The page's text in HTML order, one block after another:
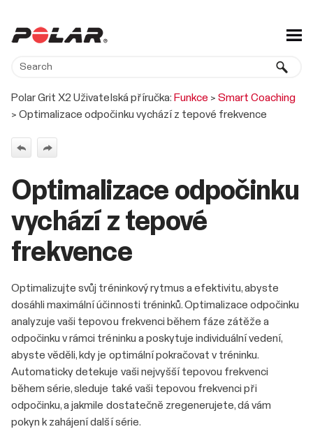
Skip To Main Content
Polar Grit X2 Uživatelská příručka: Funkce >Smart Coaching
>Optimalizace odpočinku vychází z tepové frekvence
Optimalizace odpočinku
vychází z tepové
frekvence
Optimalizujte svůj tréninkový rytmus a efektivitu, abyste
dosáhli maximální účinnosti tréninků. Optimalizace odpočinku
analyzuje vaši tepovou frekvenci během fáze zátěže a
odpočinku v rámci tréninku a poskytuje individuální vedení,
abyste věděli, kdy je optimální pokračovat v tréninku.
Automaticky detekuje vaši nejvyšší tepovou frekvenci
během série, sleduje také vaši tepovou frekvenci při
odpočinku, a jakmile dostatečně zregenerujete, dá vám
pokyn k zahájení další série.